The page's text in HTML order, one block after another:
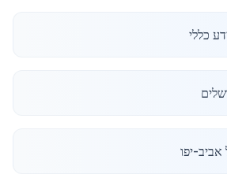
כללי
יפו